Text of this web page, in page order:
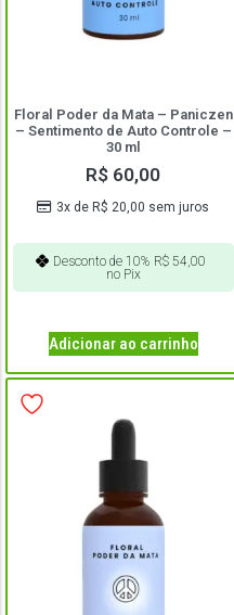
Floral Poder da Mata – Paniczen
– Sentimento de Auto Controle –
30 ml
R$ 60,00
3x de R$ 20,00 sem juros
Desconto de 10% R$ 54,00
no Pix
Adicionar ao carrinho